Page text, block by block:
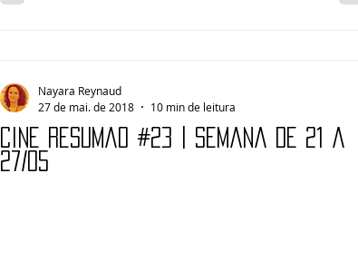
Cine Resumão #23 | Semana de 21 a
27/05
Nayara Reynaud
27 de mai. de 2018
10 min de leitura